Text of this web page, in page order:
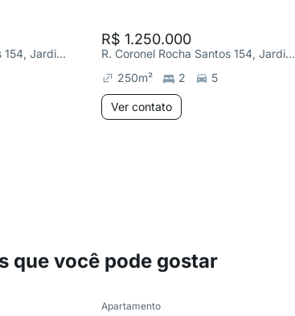
R. Coronel Rocha Santos 154, Jardim Brasília
R$ 1.250.000
R. Coronel Rocha Santos 154, Jardim Brasília
250m² 2 5
Ver contato
que você pode gostar
Apartamento